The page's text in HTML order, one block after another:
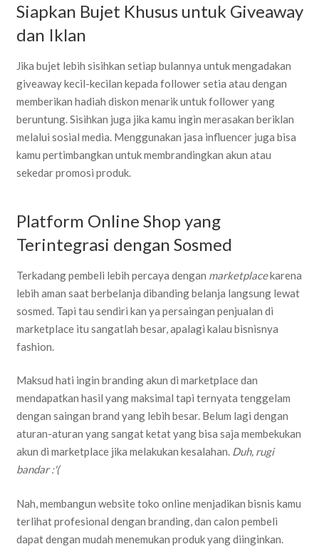
Siapkan Bujet Khusus untuk Giveaway
dan Iklan
Jika bujet lebih sisihkan setiap bulannya untuk mengadakan
giveaway kecil-kecilan kepada follower setia atau dengan
memberikan hadiah diskon menarik untuk follower yang
beruntung. Sisihkan juga jika kamu ingin merasakan beriklan
melalui sosial media. Menggunakan jasa influencer juga bisa
kamu pertimbangkan untuk membrandingkan akun atau
sekedar promosi produk.
Platform Online Shop yang
Terintegrasi dengan Sosmed
Terkadang pembeli lebih percaya dengan marketplacekarena
lebih aman saat berbelanja dibanding belanja langsung lewat
sosmed. Tapi tau sendiri kan ya persaingan penjualan di
marketplace itu sangatlah besar, apalagi kalau bisnisnya
fashion.
Maksud hati ingin branding akun di marketplace dan
mendapatkan hasil yang maksimal tapi ternyata tenggelam
dengan saingan brand yang lebih besar. Belum lagi dengan
aturan-aturan yang sangat ketat yang bisa saja membekukan
akun di marketplace jika melakukan kesalahan. Duh, rugi
bandar :'(
Nah, membangun website toko online menjadikan bisnis kamu
terlihat profesional dengan branding, dan calon pembeli
dapat dengan mudah menemukan produk yang diinginkan.